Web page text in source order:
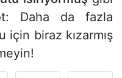
Daha da fazla
için biraz kızarmış